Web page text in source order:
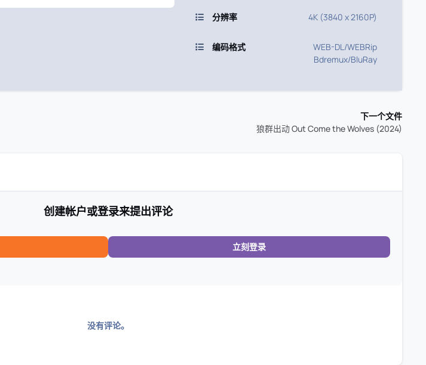
分辨率 4K (3840 x 2160P)
编码格式
WEB-DL/WEBRip
Bdremux/BluRay
下一个文件
狼群出动 Out Come the Wolves (2024)
创建帐户或登录来提出评论
立刻登录
没有评论。